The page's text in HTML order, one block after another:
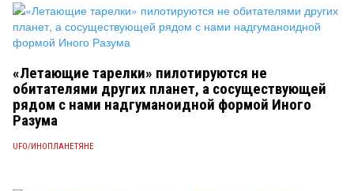
«Летающие тарелки» пилотируются не
обитателями других планет, а сосуществующей
рядом с нами надгуманоидной формой Иного
Разума
UFO/ИНОПЛАНЕТЯНЕ